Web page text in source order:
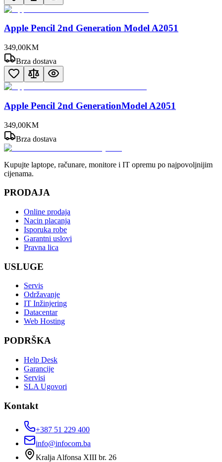
Apple Pencil 2nd Generation Model A2051
349,00KM
Brza dostava
Apple Pencil 2nd GenerationModel A2051
349,00KM
Brza dostava
Kupujte laptope, računare, monitore i IT opremu po najpovoljnijim
cijenama.
PRODAJA
Online prodaja
Nacin placanja
Isporuka robe
Garantni uslovi
Pravna lica
USLUGE
Servis
Održavanje
IT Inžinjering
Datacentar
Web Hosting
PODRŠKA
Help Desk
Garancije
Servisi
SLA Ugovori
Kontakt
+387 51 229 400
info@infocom.ba
Kralja Alfonsa XIII br. 26